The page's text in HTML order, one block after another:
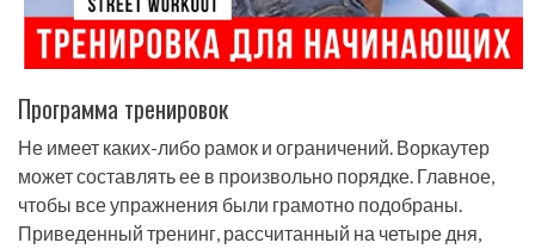
Программа тренировок
Не имеет каких-либо рамок и ограничений. Воркаутер
может составлять ее в произвольно порядке. Главное,
чтобы все упражнения были грамотно подобраны.
Приведенный тренинг, рассчитанный на четыре дня,